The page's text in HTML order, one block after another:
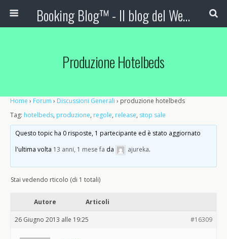
Booking Blog™ - Il blog del Web Marketing Turistico
Produzione Hotelbeds
Home › Forum › Discussioni Generali › produzione hotelbeds
Tag: hotelbeds, produzione, regole, release, stop sale
Questo topic ha 0 risposte, 1 partecipante ed è stato aggiornato
l'ultima volta 13 anni, 1 mese fa da ajureka.
Stai vedendo rticolo (di 1 totali)
Autore Articoli
26 Giugno 2013 alle 19:25 #16309